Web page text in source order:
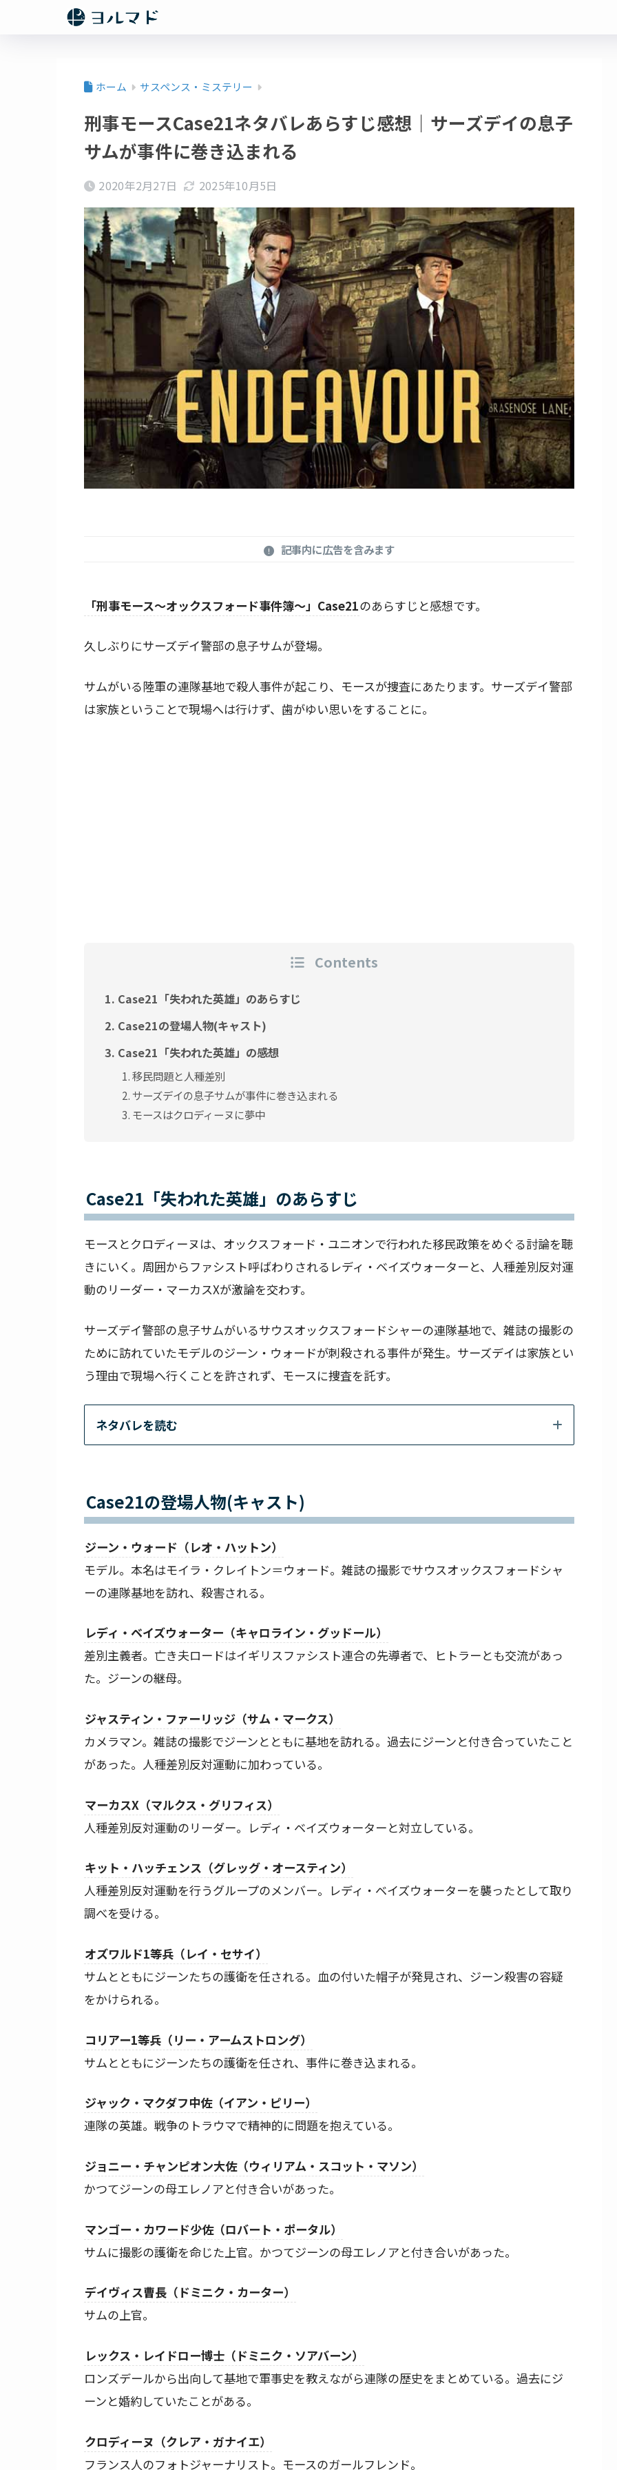
ホーム サスペンス・ミステリー
刑事モースCase21ネタバレあらすじ感想｜サーズデイの息子
サムが事件に巻き込まれる
2020年2月27日 2025年10月5日
記事内に広告を含みます
「刑事モース～オックスフォード事件簿～」Case21のあらすじと感想です。
久しぶりにサーズデイ警部の息子サムが登場。
サムがいる陸軍の連隊基地で殺人事件が起こり、モースが捜査にあたります。サーズデイ警部
は家族ということで現場へは行けず、歯がゆい思いをすることに。
Contents
Case21「失われた英雄」のあらすじ
Case21の登場人物(キャスト)
Case21「失われた英雄」の感想
移民問題と人種差別
サーズデイの息子サムが事件に巻き込まれる
モースはクロディーヌに夢中
Case21「失われた英雄」のあらすじ
モースとクロディーヌは、オックスフォード・ユニオンで行われた移民政策をめぐる討論を聴
きにいく。周囲からファシスト呼ばわりされるレディ・ベイズウォーターと、人種差別反対運
動のリーダー・マーカスXが激論を交わす。
サーズデイ警部の息子サムがいるサウスオックスフォードシャーの連隊基地で、雑誌の撮影の
ために訪れていたモデルのジーン・ウォードが刺殺される事件が発生。サーズデイは家族とい
う理由で現場へ行くことを許されず、モースに捜査を託す。
ネタバレを読む
Case21の登場人物(キャスト)
ジーン・ウォード（レオ・ハットン）
モデル。本名はモイラ・クレイトン＝ウォード。雑誌の撮影でサウスオックスフォードシャ
ーの連隊基地を訪れ、殺害される。
レディ・ベイズウォーター（キャロライン・グッドール）
差別主義者。亡き夫ロードはイギリスファシスト連合の先導者で、ヒトラーとも交流があっ
た。ジーンの継母。
ジャスティン・ファーリッジ（サム・マークス）
カメラマン。雑誌の撮影でジーンとともに基地を訪れる。過去にジーンと付き合っていたこと
があった。人種差別反対運動に加わっている。
マーカスX（マルクス・グリフィス）
人種差別反対運動のリーダー。レディ・ベイズウォーターと対立している。
キット・ハッチェンス（グレッグ・オースティン）
人種差別反対運動を行うグループのメンバー。レディ・ベイズウォーターを襲ったとして取り
調べを受ける。
オズワルド1等兵（レイ・セサイ）
サムとともにジーンたちの護衛を任される。血の付いた帽子が発見され、ジーン殺害の容疑
をかけられる。
コリアー1等兵（リー・アームストロング）
サムとともにジーンたちの護衛を任され、事件に巻き込まれる。
ジャック・マクダフ中佐（イアン・ピリー）
連隊の英雄。戦争のトラウマで精神的に問題を抱えている。
ジョニー・チャンピオン大佐（ウィリアム・スコット・マソン）
かつてジーンの母エレノアと付き合いがあった。
マンゴー・カワード少佐（ロバート・ポータル）
サムに撮影の護衛を命じた上官。かつてジーンの母エレノアと付き合いがあった。
デイヴィス曹長（ドミニク・カーター）
サムの上官。
レックス・レイドロー博士（ドミニク・ソアバーン）
ロンズデールから出向して基地で軍事史を教えながら連隊の歴史をまとめている。過去にジ
ーンと婚約していたことがある。
クロディーヌ（クレア・ガナイエ）
フランス人のフォトジャーナリスト。モースのガールフレンド。